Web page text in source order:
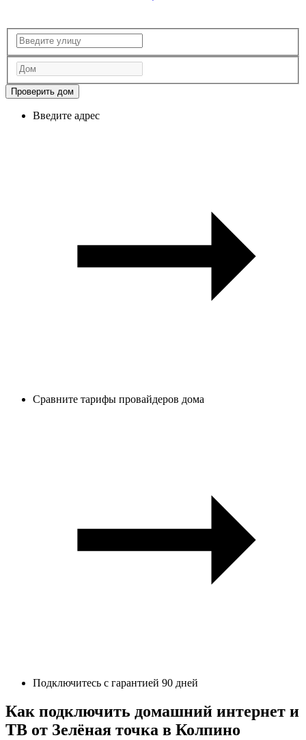
Проверить дом
Введите адрес
Сравните тарифы провайдеров дома
Подключитесь с гарантией 90 дней
Как подключить домашний интернет и
ТВ от Зелёная точка в Колпино